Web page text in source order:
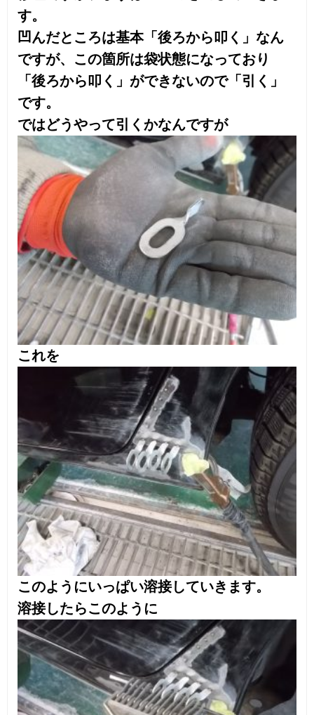
このようにいっぱい溶接していきます。
溶接したらこのように
金具をつけてこの鉄パイプのような工具
（スライドハンマー）を使って引っ張り
だします。
おおよそ出せたら次は「パテ盛」です。活
字にすると楽しそうに見えますね。
「パテ」とはキズや凹みによる段差を埋
め、元の状態に成形するために使われる
補修製品です。まぁ、石膏のようなものと
思っていただければ結構です。
パテも種類がありまして用途や状況によっ
て使い分けます。
今回は3種類のパテで整形します。
パテを盛って